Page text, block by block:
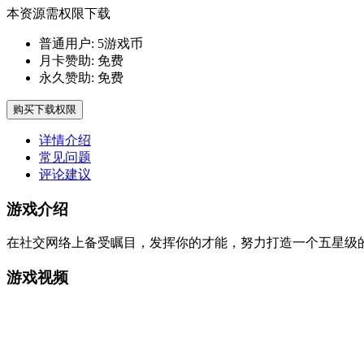
本资源需权限下载
普通用户: 5游戏币
月卡赞助: 免费
永久赞助: 免费
购买下载权限
详情介绍
常见问题
评论建议
游戏介绍
在社交网络上备受瞩目，发挥你的才能，努力打造一个五星级
游戏视频